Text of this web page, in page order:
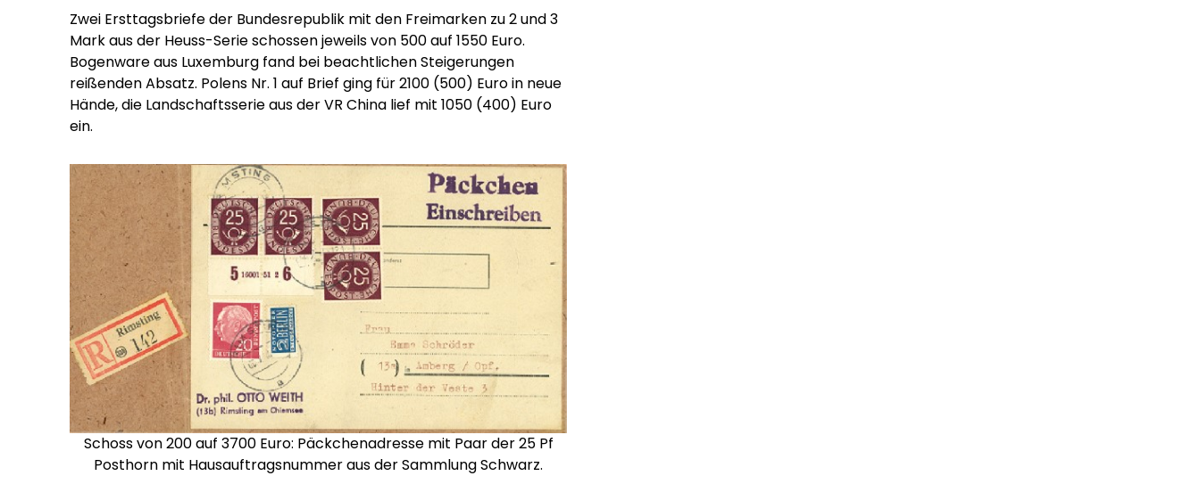
Zwei Ersttagsbriefe der Bundesrepublik mit den Freimarken zu 2 und 3
Mark aus der Heuss-Serie schossen jeweils von 500 auf 1550 Euro.
Bogenware aus Luxemburg fand bei beachtlichen Steigerungen
reißenden Absatz. Polens Nr. 1 auf Brief ging für 2100 (500) Euro in neue
Hände, die Landschaftsserie aus der VR China lief mit 1050 (400) Euro
ein.
Schoss von 200 auf 3700 Euro: Päckchenadresse mit Paar der 25 Pf
Posthorn mit Hausauftragsnummer aus der Sammlung Schwarz.